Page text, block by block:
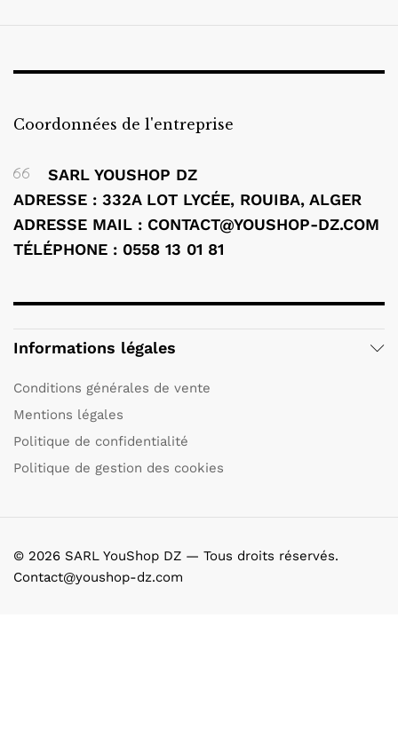
Coordonnées de l'entreprise
SARL YOUSHOP DZ
ADRESSE : 332A LOT LYCÉE, ROUIBA, ALGER
ADRESSE MAIL : CONTACT@YOUSHOP-DZ.COM
TÉLÉPHONE : 0558 13 01 81
Informations légales
Conditions générales de vente
Mentions légales
Politique de confidentialité
Politique de gestion des cookies
© 2026 SARL YouShop DZ — Tous droits réservés.
Contact@youshop-dz.com